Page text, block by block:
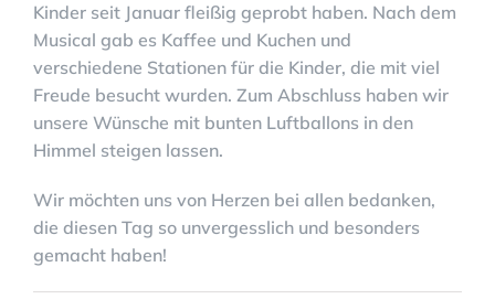
Kinder seit Januar fleißig geprobt haben. Nach dem
Musical gab es Kaffee und Kuchen und
verschiedene Stationen für die Kinder, die mit viel
Freude besucht wurden. Zum Abschluss haben wir
unsere Wünsche mit bunten Luftballons in den
Himmel steigen lassen.
Wir möchten uns von Herzen bei allen bedanken,
die diesen Tag so unvergesslich und besonders
gemacht haben!